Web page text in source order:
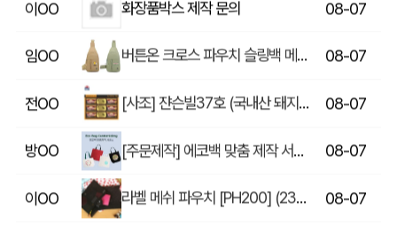
이OO 화장품박스 제작 문의 08-07
임OO 08-07
전OO 08-07
방OO 08-07
이OO 08-07